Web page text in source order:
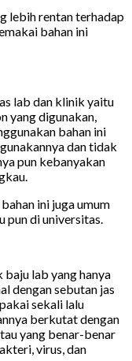
lebih rentan terhadap
bahan ini
lab dan klinik yaitu
yang digunakan,
bahan ini
dan tidak
pun kebanyakan
ini juga umum
pun di universitas.
baju lab yang hanya
dengan sebutan jas
sekali lalu
berkutat dengan
yang benar-benar
virus, dan